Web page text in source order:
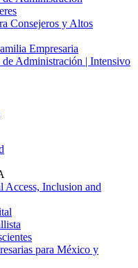
Consejeros y Altos
Empresaria
Administración | Intensivo
Inclusion and
para México y